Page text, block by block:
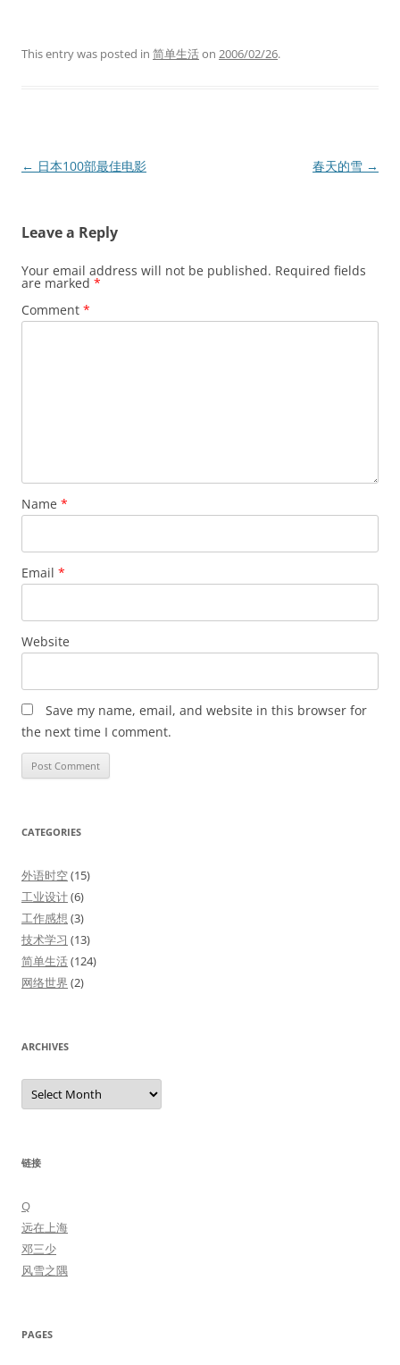
This entry was posted in 简单生活on 2006/02/26.
Post
← 日本100部最佳电影 春天的雪 →
Leave a Reply
Your email address will not be published. Required fields
are marked *
Comment *
Name *
Email *
Website
Save my name, email, and website in this browser for
the next time I comment.
CATEGORIES
外语时空(15)
工业设计(6)
工作感想 (3)
技术学习 (13)
简单生活(124)
网络世界 (2)
ARCHIVES
Archives
链接
Q
远在上海
邓三少
风雪之隅
PAGES